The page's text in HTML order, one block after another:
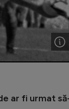
ar fi urmat